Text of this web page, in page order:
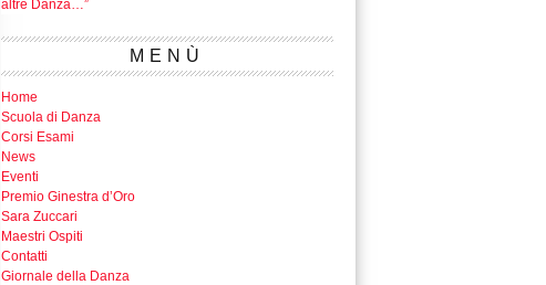
altre Danza…”
MENÙ
Home
Scuola di Danza
Corsi Esami
News
Eventi
Premio Ginestra d’Oro
Sara Zuccari
Maestri Ospiti
Contatti
Giornale della Danza